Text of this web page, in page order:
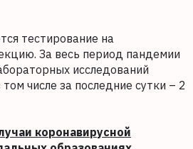
тестирование на
За весь период пандемии
исследований
числе за последние сутки – 2
коронавирусной